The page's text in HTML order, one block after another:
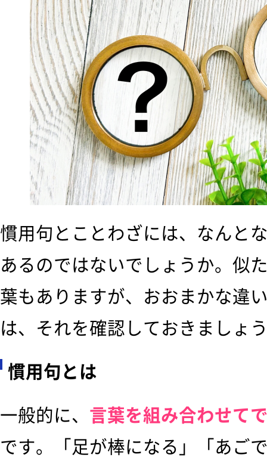
慣用句とことわざには、なんと
あるのではないでしょうか。似
葉もありますが、おおまかな違
は、それを確認しておきましょ
慣用句とは
一般的に、 言葉を組み合わせて
です。「足が棒になる」「あご